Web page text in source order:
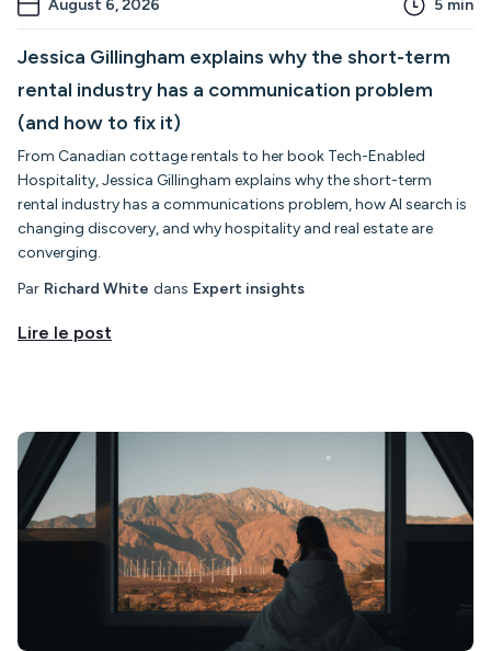
August 6, 2026 5 min
Jessica Gillingham explains why the short-term
rental industry has a communication problem
(and how to fix it)
From Canadian cottage rentals to her book Tech-Enabled
Hospitality, Jessica Gillingham explains why the short-term
rental industry has a communications problem, how AI search is
changing discovery, and why hospitality and real estate are
converging.
Par Richard White dans Expert insights
Lire le post